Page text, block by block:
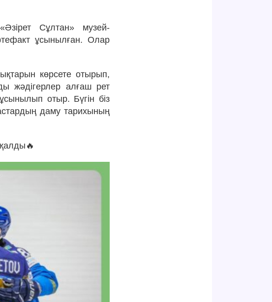
Сұлтан» музей-
ұсынылған. Олар
көрсете отырып,
жәдігерлер алғаш рет
отыр. Бүгін біз
даму тарихының